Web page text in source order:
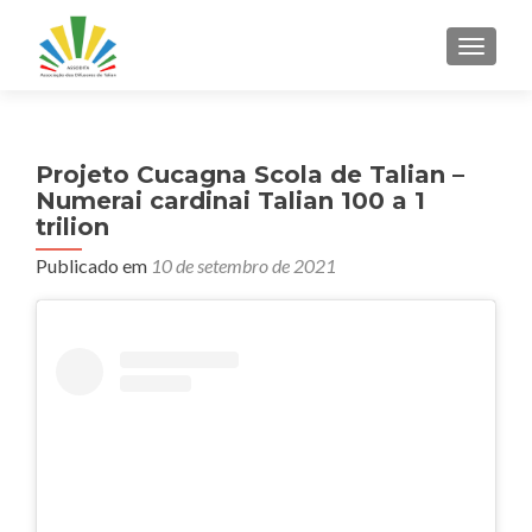
Projeto Cucagna Scola de Talian –
Numerai cardinai Talian 100 a 1
trilion
Publicado em 10 de setembro de 2021